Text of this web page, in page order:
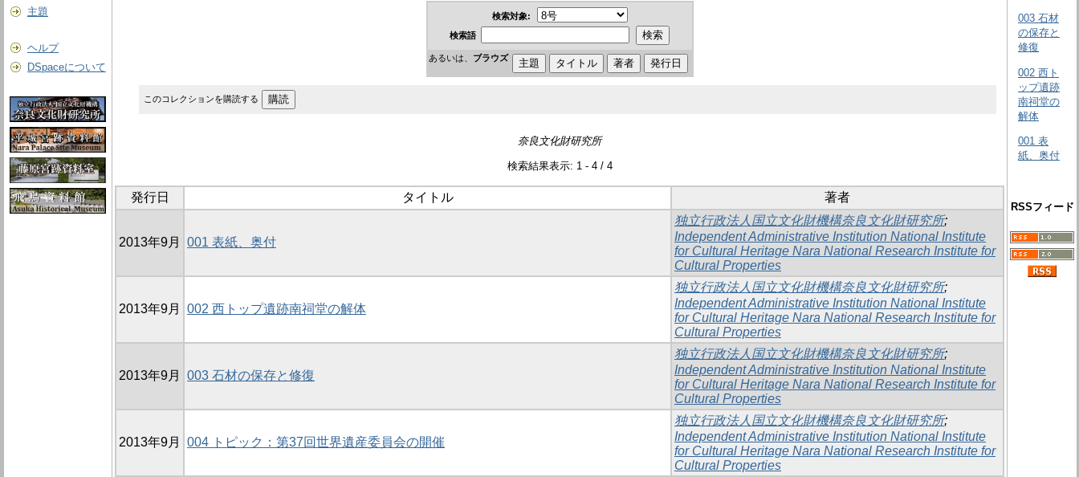
主題
ヘルプ
DSpaceについて
検索対象:
検索語
あるいは、 ブラウズ
このコレクションを購読する
奈良文化財研究所
検索結果表示: 1 - 4 / 4
発行日 タイトル 著者
2013年9月 001 表紙、奥付
独立行政法人国立文化財機構奈良文化財研究所;
Independent Administrative Institution National Institute
for Cultural Heritage Nara National Research Institute for
Cultural Properties
2013年9月 002 西トップ遺跡南祠堂の解体
独立行政法人国立文化財機構奈良文化財研究所;
Independent Administrative Institution National Institute
for Cultural Heritage Nara National Research Institute for
Cultural Properties
2013年9月 003 石材の保存と修復
独立行政法人国立文化財機構奈良文化財研究所;
Independent Administrative Institution National Institute
for Cultural Heritage Nara National Research Institute for
Cultural Properties
2013年9月 004 トピック：第37回世界遺産委員会の開催
独立行政法人国立文化財機構奈良文化財研究所;
Independent Administrative Institution National Institute
for Cultural Heritage Nara National Research Institute for
Cultural Properties
003 石材
の保存と
修復
002 西ト
ップ遺跡
南祠堂の
解体
001 表
紙、奥付
RSSフィード